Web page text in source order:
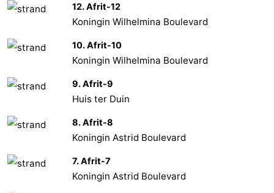
12. Afrit-12
Koningin Wilhelmina Boulevard
10. Afrit-10
Koningin Wilhelmina Boulevard
9. Afrit-9
Huis ter Duin
8. Afrit-8
Koningin Astrid Boulevard
7. Afrit-7
Koningin Astrid Boulevard